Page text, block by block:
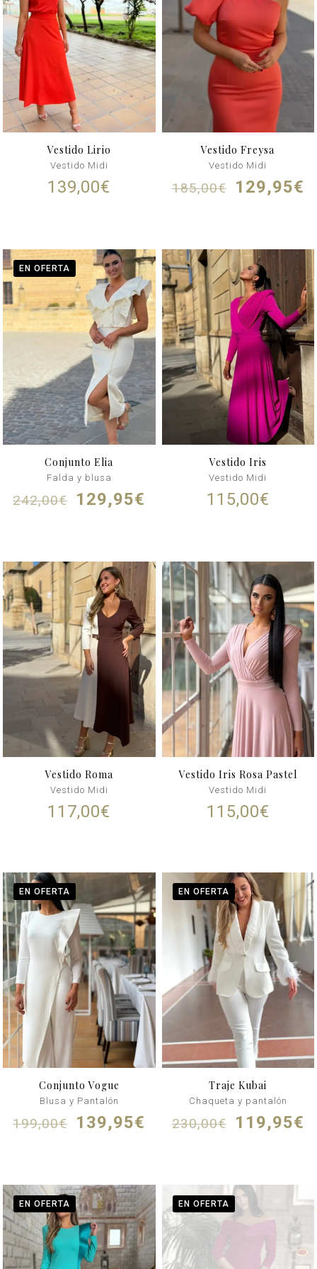
Vestido Lirio
Vestido Midi
139,00€
Vestido Freysa
Vestido Midi
185,00€
El
era:
185,00€.
129,95€
EN OFERTA
Conjunto Elia
Falda y blusa
242,00€ El
era:
242,00€.
129,95€
es:
129,95€.
Vestido Iris
Vestido Midi
115,00€
Vestido Roma
Vestido Midi
117,00€
Vestido Iris Rosa Pastel
Vestido Midi
115,00€
EN OFERTA
Conjunto Vogue
Blusa y Pantalón
199,00€ El
era:
199,00€.
139,95€
es:
139,95€.
EN OFERTA
Traje Kubai
Chaqueta y pantalón
230,00€
El
era:
230,00€.
119,95€
EN OFERTA EN OFERTA